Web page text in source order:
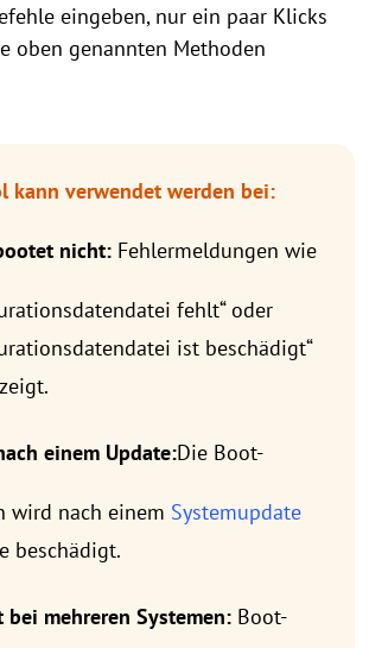
eingeben, nur ein paar Klicks
oben genannten Methoden
kann verwendet werden bei:
nicht: Fehlermeldungen wie
fehlt“ oder
ist beschädigt“
einem Update:Die Boot-
wird nach einem Systemupdate
beschädigt.
mehreren Systemen: Boot-